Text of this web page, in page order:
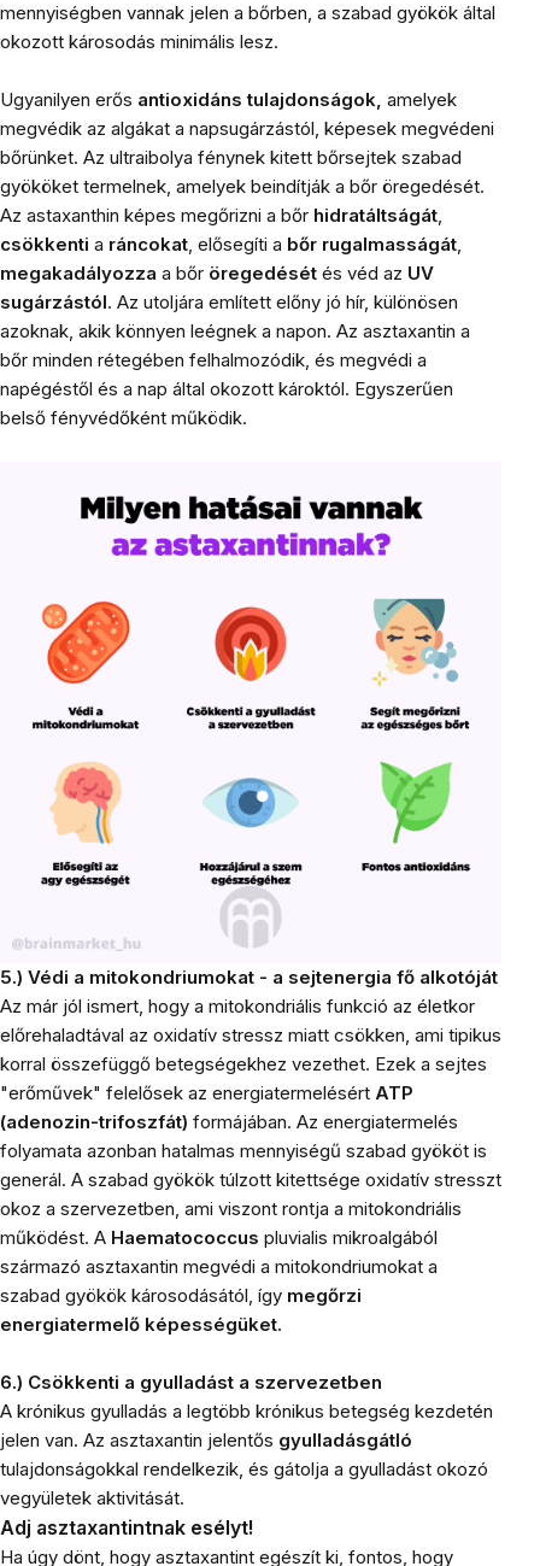
mennyiségben vannak jelen a bőrben, a szabad gyökök által
okozott károsodás minimális lesz.
Ugyanilyen erős antioxidáns tulajdonságok, amelyek
megvédik az algákat a napsugárzástól, képesek megvédeni
bőrünket. Az ultraibolya fénynek kitett bőrsejtek szabad
gyököket termelnek, amelyek beindítják a bőr öregedését.
Az astaxanthin képes megőrizni a bőr hidratáltságát,
csökkenti a ráncokat, elősegíti a bőr rugalmasságát,
megakadályozza a bőr öregedését és véd az UV
sugárzástól. Az utoljára említett előny jó hír, különösen
azoknak, akik könnyen leégnek a napon. Az asztaxantin a
bőr minden rétegében felhalmozódik, és megvédi a
napégéstől és a nap által okozott károktól. Egyszerűen
belső fényvédőként működik.
5.) Védi a mitokondriumokat - a sejtenergia fő alkotóját
Az már jól ismert, hogy a mitokondriális funkció az életkor
előrehaladtával az oxidatív stressz miatt csökken, ami tipikus
korral összefüggő betegségekhez vezethet. Ezek a sejtes
"erőművek" felelősek az energiatermelésért ATP
(adenozin-trifoszfát) formájában. Az energiatermelés
folyamata azonban hatalmas mennyiségű szabad gyököt is
generál. A szabad gyökök túlzott kitettsége oxidatív stresszt
okoz a szervezetben, ami viszont rontja a mitokondriális
működést. A Haematococcus pluvialis mikroalgából
származó asztaxantin megvédi a mitokondriumokat a
szabad gyökök károsodásától, így megőrzi
energiatermelő képességüket.
6.) Csökkenti a gyulladást a szervezetben
A krónikus gyulladás a legtöbb krónikus betegség kezdetén
jelen van. Az asztaxantin jelentős gyulladásgátló
tulajdonságokkal rendelkezik, és gátolja a gyulladást okozó
vegyületek aktivitását.
Adj asztaxantintnak esélyt!
Ha úgy dönt, hogy asztaxantint egészít ki, fontos, hogy